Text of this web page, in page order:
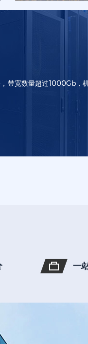
带宽数量超过1000Gb，
一